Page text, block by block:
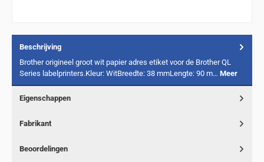
Beschrijving
Brother origineel groot wit papier adres etiket voor de Brother QL
Series labelprinters.Kleur: WitBreedte: 38 mmLengte: 90 m… Meer
Eigenschappen
Fabrikant
Beoordelingen